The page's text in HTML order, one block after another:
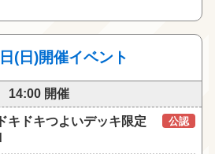
(日)開催イベント
14:00 開催
キドキつよいデッキ限定
公認